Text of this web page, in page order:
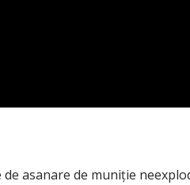
asanare de muniție